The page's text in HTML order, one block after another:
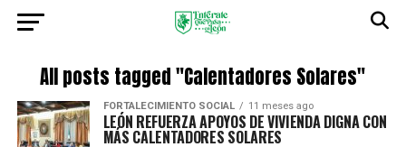
All posts tagged "Calentadores Solares"
FORTALECIMIENTO SOCIAL 11 meses ago
LEÓN REFUERZA APOYOS DE VIVIENDA DIGNA CON
MÁS CALENTADORES SOLARES